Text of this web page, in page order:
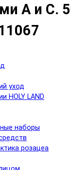
А и С.
уход
HOLY LAND
наборы
розацеа